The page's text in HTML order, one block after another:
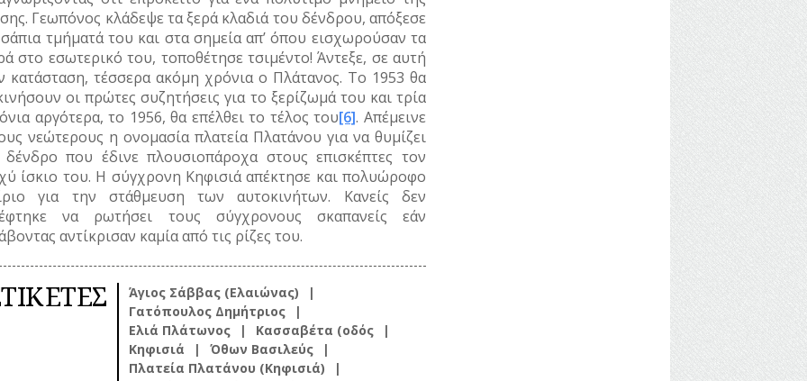
Γεωπόνος κλάδεψε τα ξερά κλαδιά του δένδρου, απόξεσε
τμήματά του και στα σημεία απ’ όπου εισχωρούσαν τα
στο εσωτερικό του, τοποθέτησε τσιμέντο! Άντεξε, σε αυτή
κατάσταση, τέσσερα ακόμη χρόνια ο Πλάτανος. Το 1953 θα
οι πρώτες συζητήσεις για το ξερίζωμά του και τρία
αργότερα, το 1956, θα επέλθει το τέλος του[6]. Απέμεινε
νεώτερους η ονομασία πλατεία Πλατάνου για να θυμίζει
που έδινε πλουσιοπάροχα στους επισκέπτες τον
ίσκιο του. Η σύγχρονη Κηφισιά απέκτησε και πολυώροφο
για την στάθμευση των αυτοκινήτων. Κανείς δεν
να ρωτήσει τους σύγχρονους σκαπανείς εάν
αντίκρισαν καμία από τις ρίζες του.
Άγιος Σάββας (Ελαιώνας)
Γατόπουλος Δημήτριος
Ελιά Πλάτωνος
Κασσαβέτα (οδός
Κηφισιά
Όθων Βασιλεύς
Πλατεία Πλατάνου (Κηφισιά)